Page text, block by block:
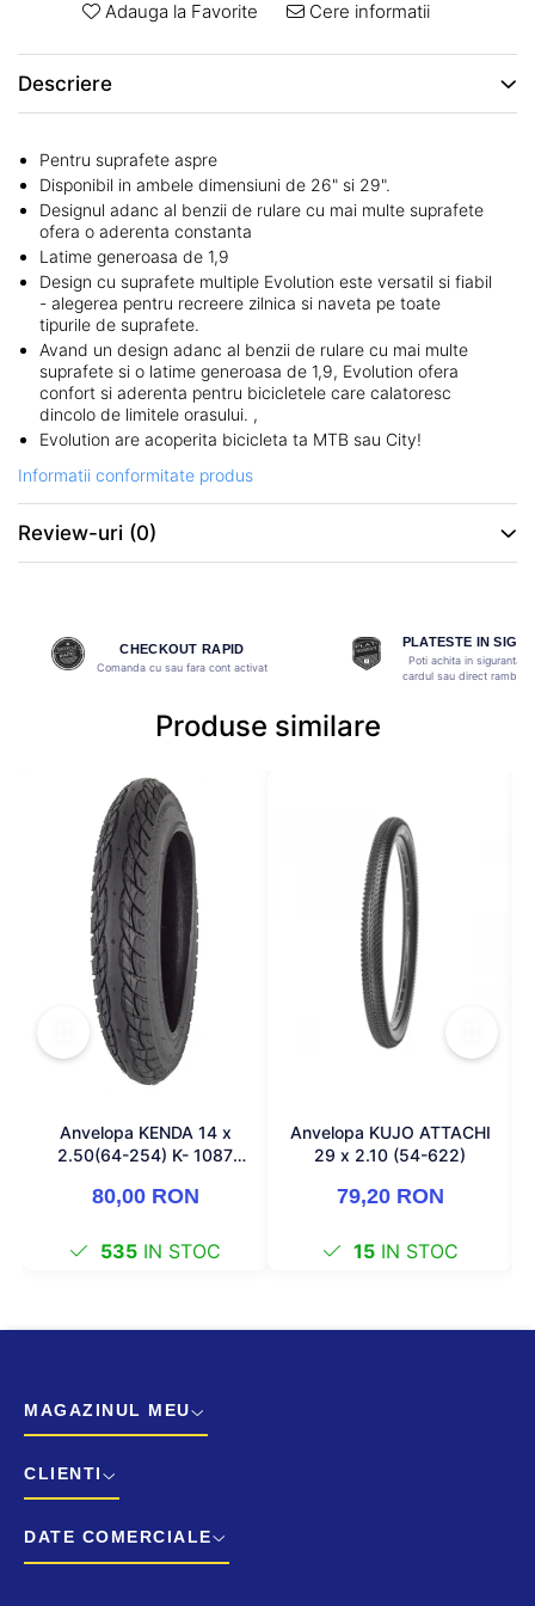
DIVERSE
Accesorii Remorca
Roti ajutatoare
Transport si Depozitare
ROTI SPATE
SET ROTI
SUSPENSII SPATE
BUTUCI ROATA
PINIOANE
SCHIMBATOR PINIOANE
SCHIMBATOR FOI
MANETE SCHIMBATOR
ETRIER FRANA
JANTE
ANGRENAJE
URECHE CADRU
DISC FRANA
CUVETE
MONOBLOC
Adauga la Favorite Cere informatii
Descriere
Pentru suprafete aspre
Disponibil in ambele dimensiuni de 26" si 29".
Designul adanc al benzii de rulare cu mai multe suprafete
ofera o aderenta constanta
Latime generoasa de 1,9
Design cu suprafete multiple Evolution este versatil si fiabil
- alegerea pentru recreere zilnica si naveta pe toate
tipurile de suprafete.
Avand un design adanc al benzii de rulare cu mai multe
suprafete si o latime generoasa de 1,9, Evolution ofera
confort si aderenta pentru bicicletele care calatoresc
dincolo de limitele orasului. ,
Evolution are acoperita bicicleta ta MTB sau City!
Informatii conformitate produs
Review-uri (0)
CHECKOUT RAPID
Comanda cu sau fara cont activat
PLATESTE IN
Poti achita in siguranta
cardul sau direct ramburs
Produse similare
Anvelopa KENDA 14 x
2.50(64-254) K- 1087
80,00 RON
535 IN STOC
Anvelopa KUJO ATTACHI
29 x 2.10 (54-622)
79,20 RON
15IN STOC
MAGAZINUL MEU
CLIENTI
DATE COMERCIALE